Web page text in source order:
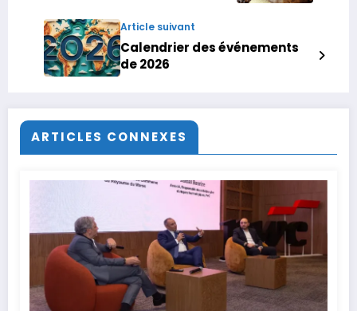
Article suivant
Calendrier des événements
de 2026
ARTICLES CONNEXES